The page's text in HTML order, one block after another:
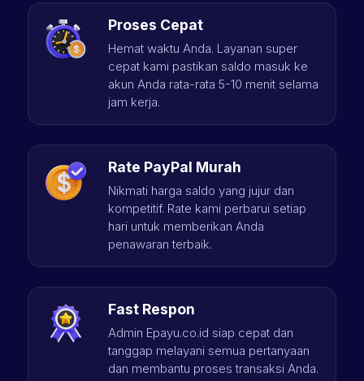
Proses Cepat
Hemat waktu Anda. Layanan super
cepat kami pastikan saldo masuk ke
akun Anda rata-rata 5-10 menit selama
jam kerja.
Rate PayPal Murah
Nikmati harga saldo yang jujur dan
kompetitif. Rate kami perbarui setiap
hari untuk memberikan Anda
penawaran terbaik.
Fast Respon
Admin Epayu.co.id siap cepat dan
tanggap melayani semua pertanyaan
dan membantu proses transaksi Anda.